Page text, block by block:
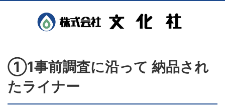
①1事前調査に沿って 納品され
たライナー